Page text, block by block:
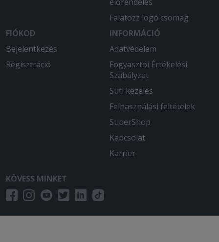
Falatozz logó csomag
FIÓKOD
Bejelentkezés
Regisztráció
INFORMÁCIÓ
Adatvédelem
Fogyasztói Értékelési
Szabályzat
Süti kezelés
Felhasználási feltételek
SuperShop
Kapcsolat
Karrier
KÖVESS MINKET